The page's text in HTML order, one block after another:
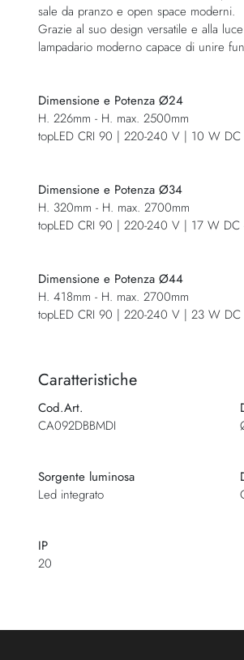
sale da pranzo e open space moderni.
Grazie al suo design versatile e alla
lampadario moderno capace di unire
Dimensione e Potenza Ø24
H. 226mm - H. max. 2500mm
topLED CRI 90 | 220-240 V | 10 W
Dimensione e Potenza Ø34
H. 320mm - H. max. 2700mm
topLED CRI 90 | 220-240 V | 17 W
Dimensione e Potenza Ø44
H. 418mm - H. max. 2700mm
topLED CRI 90 | 220-240 V | 23 W
Caratteristiche
Cod.Art.
CA092DBBMDI
Sorgente luminosa
Led integrato
IP
20